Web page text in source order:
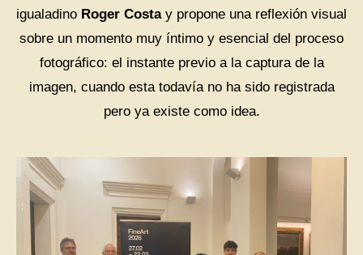
igualadino Roger Costay propone una reflexión visual
sobre un momento muy íntimo y esencial del proceso
fotográfico: el instante previo a la captura de la
imagen, cuando esta todavía no ha sido registrada
pero ya existe como idea.